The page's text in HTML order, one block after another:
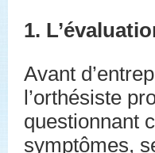
1.
Avant
l’orthésiste
questionnant
symptômes,